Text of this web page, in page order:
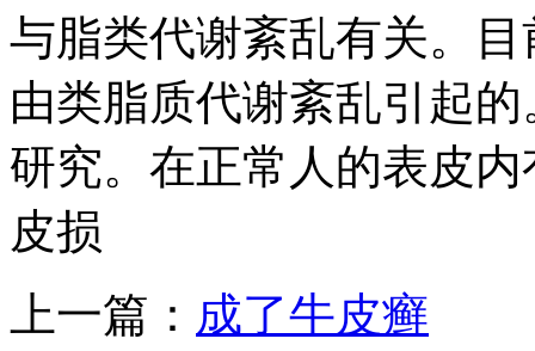
与脂类代谢紊乱有关。
由类脂质代谢紊乱引起
研究。在正常人的表皮
皮损
上一篇： 成了牛皮癣